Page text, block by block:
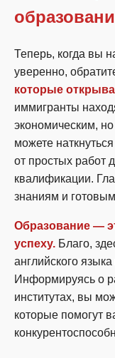
Теперь, когда вы
уверенно,
которые
иммигранты
экономическим,
можете
от простых работ
квалификации.
знаниям и
Образование —
успеху. Благо,
английского
Информируясь о
институтах, вы
которые помогут